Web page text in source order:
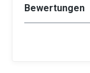
Bewertungen